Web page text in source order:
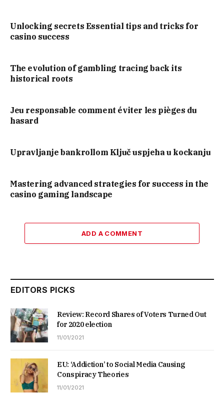
Unlocking secrets Essential tips and tricks for
casino success
The evolution of gambling tracing back its
historical roots
Jeu responsable comment éviter les pièges du
hasard
Upravljanje bankrollom Ključ uspjeha u kockanju
Mastering advanced strategies for success in the
casino gaming landscape
ADD A COMMENT
EDITORS PICKS
Review: Record Shares of Voters Turned Out
for 2020 election
11/01/2021
EU: ‘Addiction’ to Social Media Causing
Conspiracy Theories
11/01/2021